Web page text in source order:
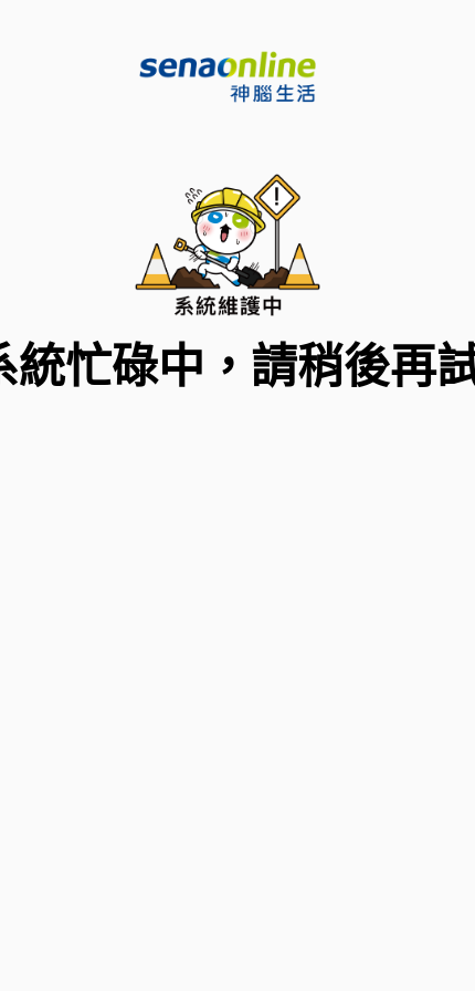
統忙碌中，請稍後再